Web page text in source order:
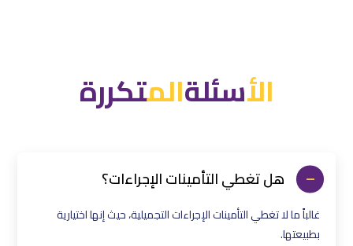
الأسئلةالمتكررة
هل تغطي التأمينات الإجراءات؟
غالباً ما لا تغطي التأمينات الإجراءات التجميلية، حيث إنها اختيارية
بطبيعتها.